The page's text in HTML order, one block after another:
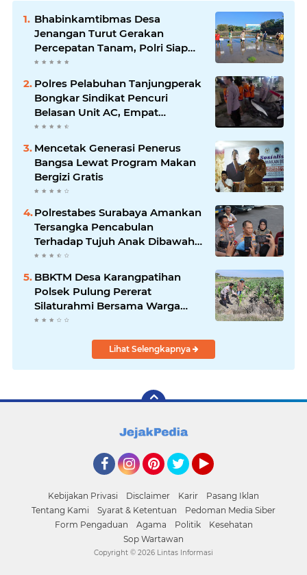
Bhabinkamtibmas Desa
Jenangan Turut Gerakan
Percepatan Tanam, Polri Siap
Kawal Swasembada Pangan
Kabupaten Ponorogo
Polres Pelabuhan Tanjungperak
Bongkar Sindikat Pencuri
Belasan Unit AC, Empat
Tersangka Diamankan
Mencetak Generasi Penerus
Bangsa Lewat Program Makan
Bergizi Gratis
Polrestabes Surabaya Amankan
Tersangka Pencabulan
Terhadap Tujuh Anak Dibawah
Umur
BBKTM Desa Karangpatihan
Polsek Pulung Pererat
Silaturahmi Bersama Warga
Wujudkan Kamtibmas yang
Lihat Selengkapnya
Kebijakan Privasi Disclaimer Karir
Pasang Iklan
Tentang Kami
Syarat & Ketentuan
Pedoman Media Siber
Form Pengaduan
Agama Politik
Kesehatan
Sop Wartawan
Copyright © 2026 Lintas Informasi